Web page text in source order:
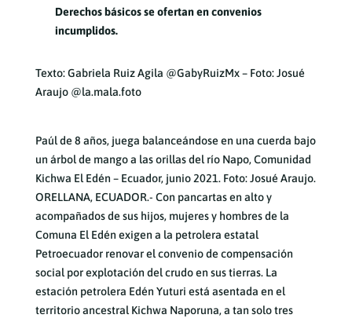
Derechos básicos se ofertan en convenios
incumplidos.
Texto: Gabriela Ruiz Agila @GabyRuizMx – Foto: Josué
Araujo @la.mala.foto
Paúl de 8 años, juega balanceándose en una cuerda bajo
un árbol de mango a las orillas del río Napo, Comunidad
Kichwa El Edén – Ecuador, junio 2021. Foto: Josué Araujo.
ORELLANA, ECUADOR.- Con pancartas en alto y
acompañados de sus hijos, mujeres y hombres de la
Comuna El Edén exigen a la petrolera estatal
Petroecuador renovar el convenio de compensación
social por explotación del crudo en sus tierras. La
estación petrolera Edén Yuturi está asentada en el
territorio ancestral Kichwa Naporuna, a tan solo tres